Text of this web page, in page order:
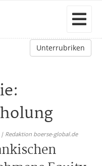
Unterrubriken
Redaktion boerse-global.de